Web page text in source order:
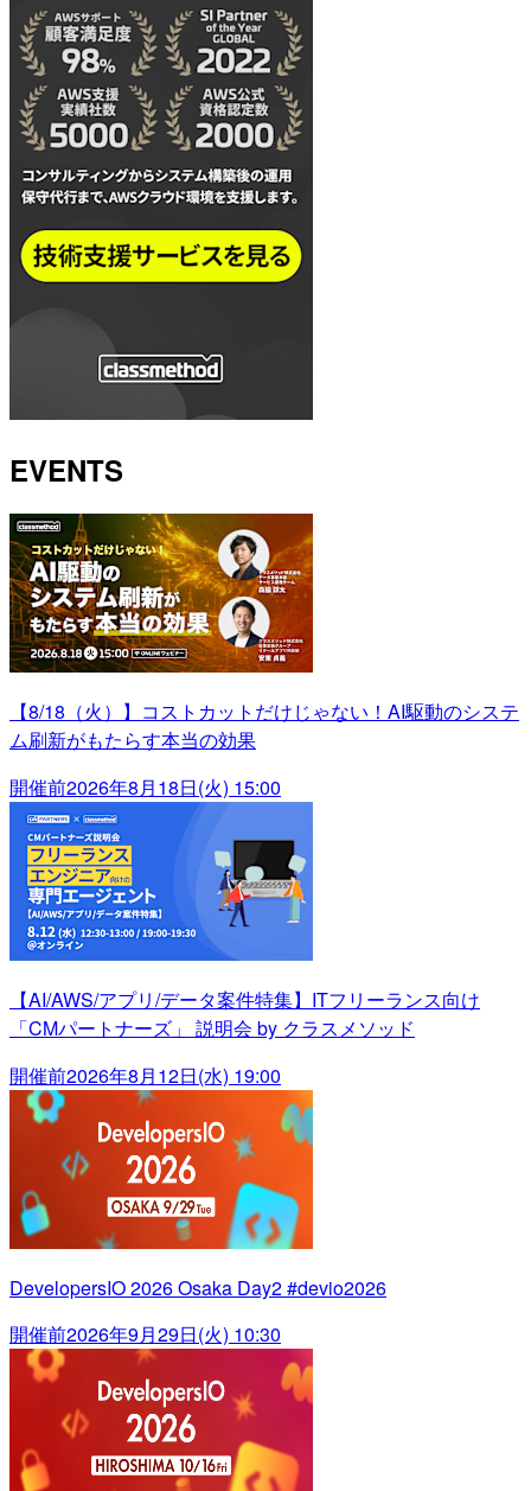
EVENTS
【8/18（火）】コストカットだけじゃない！AI駆動のシステ
ム刷新がもたらす本当の効果
開催前2026年8月18日(火) 15:00
【AI/AWS/アプリ/データ案件特集】ITフリーランス向け
「CMパートナーズ」 説明会 by クラスメソッド
開催前2026年8月12日(水) 19:00
DevelopersIO 2026 Osaka Day2 #devio2026
開催前2026年9月29日(火) 10:30